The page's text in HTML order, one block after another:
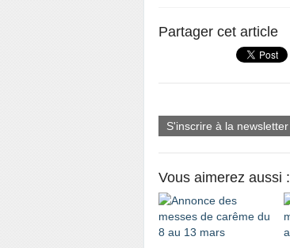
Partager cet article
S'inscrire à la newsletter
Vous aimerez aussi :